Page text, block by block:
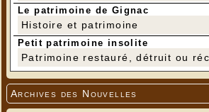
Le patrimoine de Gignac
Histoire et patrimoine
Petit patrimoine insolite
Patrimoine restauré, détruit ou
Archives des Nouvelles